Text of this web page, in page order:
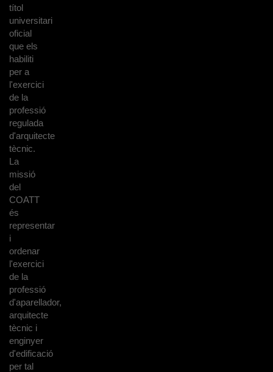
títol
universitari
oficial
que els
habiliti
per a
l'exercici
de la
professió
regulada
d'arquitecte
tècnic.
La
missió
del
COATT
és
representar
i
ordenar
l'exercici
de la
professió
d'aparellador,
arquitecte
tècnic i
enginyer
d'edificació
per tal